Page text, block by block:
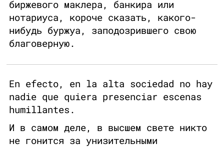
биржевого маклера, банкира или
нотариуса, короче сказать, какого-
нибудь буржуа, заподозрившего свою
благоверную.
En efecto, en la alta sociedad no hay
nadie que quiera presenciar escenas
humillantes.
И в самом деле, в высшем свете никто
не гонится за унизительными